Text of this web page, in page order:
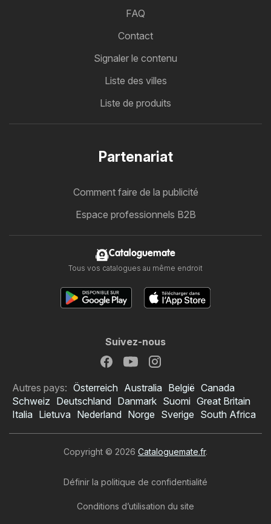
FAQ
Contact
Signaler le contenu
Liste des villes
Liste de produits
Partenariat
Comment faire de la publicité
Espace professionnels B2B
Cataloguemate
Tous vos catalogues au même endroit
Suivez-nous
Autres pays: Österreich Australia België Canada
Schweiz Deutschland Danmark Suomi Great Britain
Italia Lietuva Nederland Norge Sverige South Africa
Copyright © 2026 Cataloguemate.fr.
Définir la politique de confidentialité
Conditions d’utilisation du site